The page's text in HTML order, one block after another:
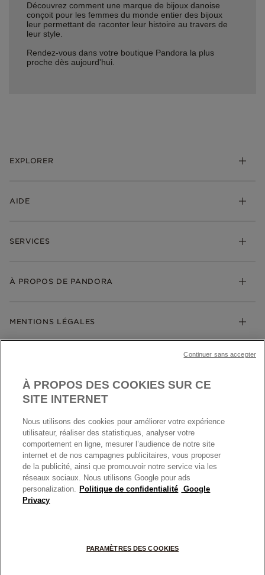
Découvrez comment une marque de bijoux danoise
conçoit pour les femmes du monde entier des bijoux
leur permettant de raconter leur histoire au travers de
leur style.
Rendez-vous dans votre boutique Pandora la plus
proche dès aujourd'hui.
EXPLORER
Bijoux
Trouver une boutique
AIDE
Suivre ma commande
Échanges et retours
Prix en ligne et en boutique
Plan du site
SERVICES
Gravure
À PROPOS DE PANDORA
Carrières
MENTIONS LÉGALES
Politique des cookies
Politique de confidentialité
Conditions générales de vente
Conditions générales de vente Click & Collect
Plateforme ODR
Information sur le fabricant et l'importateur
Index égalité Femme/Homme
FRANCE
France
© TOUS DROITS RESERVES. 2026 Pandora
À PROPOS DES COOKIES SUR CE
SITE INTERNET
Nous utilisons des cookies pour améliorer votre expérience
utilisateur, réaliser des statistiques, analyser votre
comportement en ligne, mesurer l’audience de notre site
internet et de nos campagnes publicitaires, vous proposer
de la publicité, ainsi que promouvoir notre service via les
réseaux sociaux. Nous utilisons Google pour ads
personalization. Politique de confidentialité Google
Privacy
PARAMÈTRES DES COOKIES
Continuer sans accepter